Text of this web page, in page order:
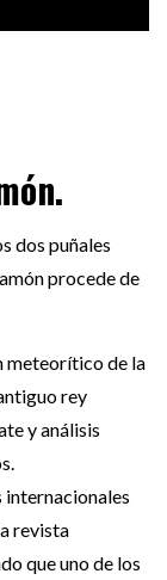
dos puñales
procede de
meteorítico de la
rey
y análisis
internacionales
revista
que uno de los